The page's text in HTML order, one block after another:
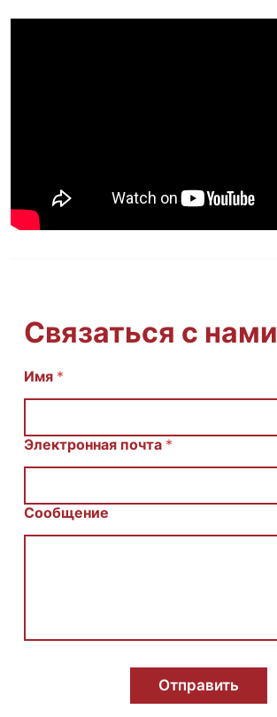
Связаться с нами
Имя *
Электронная почта *
И
m
С
е
Сообщение
Отправить